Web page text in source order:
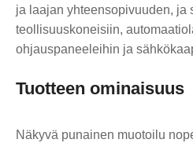
ja laajan yhteensopivuuden, ja
teollisuuskoneisiin,
ohjauspaneeleihin ja
Tuotteen ominaisuus
Näkyvä punainen muotoilu